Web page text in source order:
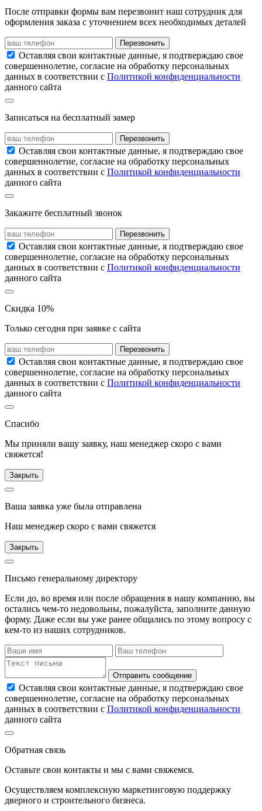
После отправки формы вам перезвонит наш сотрудник для
оформления заказа с уточнением всех необходимых деталей
Перезвонить
Оставляя свои контактные данные, я подтверждаю свое
совершеннолетие, согласие на обработку персональных
данных в соответствии с Политикой конфиденциальности
данного сайта
Записаться на бесплатный замер
Перезвонить
Оставляя свои контактные данные, я подтверждаю свое
совершеннолетие, согласие на обработку персональных
данных в соответствии с Политикой конфиденциальности
данного сайта
Закажите бесплатный звонок
Перезвонить
Оставляя свои контактные данные, я подтверждаю свое
совершеннолетие, согласие на обработку персональных
данных в соответствии с Политикой конфиденциальности
данного сайта
Скидка 10%
Только сегодня при заявке с сайта
Перезвонить
Оставляя свои контактные данные, я подтверждаю свое
совершеннолетие, согласие на обработку персональных
данных в соответствии с Политикой конфиденциальности
данного сайта
Спасибо
Мы приняли вашу заявку, наш менеджер скоро с вами
свяжется!
Закрыть
Ваша заявка уже была отправлена
Наш менеджер скоро с вами свяжется
Закрыть
Письмо генеральному директору
Если до, во время или после обращения в нашу компанию, вы
остались чем-то недовольны, пожалуйста, заполните данную
форму. Даже если вы уже ранее общались по этому вопросу с
кем-то из наших сотрудников.
Отправить сообщение
Оставляя свои контактные данные, я подтверждаю свое
совершеннолетие, согласие на обработку персональных
данных в соответствии с Политикой конфиденциальности
данного сайта
Обратная связь
Оставьте свои контакты и мы с вами свяжемся.
Осуществляем комплексную маркетинговую поддержку
дверного и строительного бизнеса.